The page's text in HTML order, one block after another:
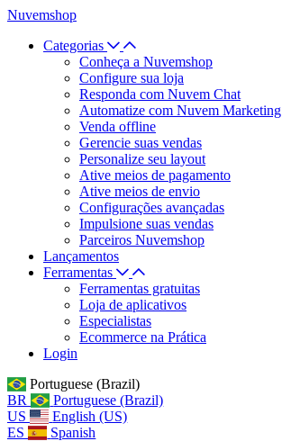
Nuvemshop
Categorias
Conheça a Nuvemshop
Configure sua loja
Responda com Nuvem Chat
Automatize com Nuvem Marketing
Venda offline
Gerencie suas vendas
Personalize seu layout
Ative meios de pagamento
Ative meios de envio
Configurações avançadas
Impulsione suas vendas
Parceiros Nuvemshop
Lançamentos
Ferramentas
Ferramentas gratuitas
Loja de aplicativos
Especialistas
Ecommerce na Prática
Login
Portuguese (Brazil)
BR
Portuguese (Brazil)
US
English (US)
ES
Spanish